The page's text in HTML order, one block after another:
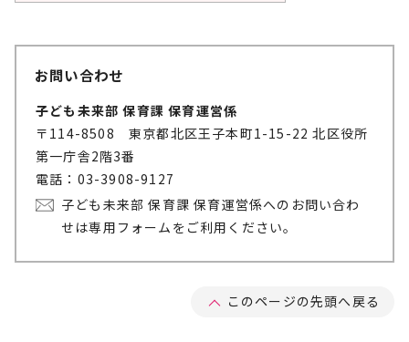
お問い合わせ
子ども未来部 保育課 保育運営係
〒114-8508 東京都北区王子本町1-15-22 北区役所
第一庁舎2階3番
電話：03-3908-9127
子ども未来部 保育課 保育運営係へのお問い合わ
せは専用フォームをご利用ください。
このページの先頭へ戻る